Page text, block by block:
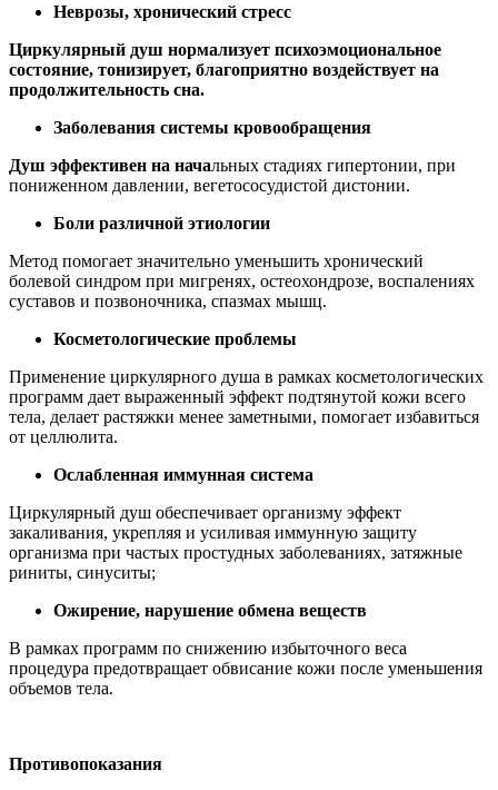
Неврозы, хронический стресс
Циркулярный душ нормализует психоэмоциональное
состояние, тонизирует, благоприятно воздействует на
продолжительность сна.
Заболевания системы кровообращения
Душ эффективен на начальных стадиях гипертонии, при
пониженном давлении, вегетососудистой дистонии.
Боли различной этиологии
Метод помогает значительно уменьшить хронический
болевой синдром при мигренях, остеохондрозе, воспалениях
суставов и позвоночника, спазмах мышц.
Косметологические проблемы
Применение циркулярного душа в рамках косметологических
программ дает выраженный эффект подтянутой кожи всего
тела, делает растяжки менее заметными, помогает избавиться
от целлюлита.
Ослабленная иммунная система
Циркулярный душ обеспечивает организму эффект
закаливания, укрепляя и усиливая иммунную защиту
организма при частых простудных заболеваниях, затяжные
риниты, синуситы;
Ожирение, нарушение обмена веществ
В рамках программ по снижению избыточного веса
процедура предотвращает обвисание кожи после уменьшения
объемов тела.
Противопоказания